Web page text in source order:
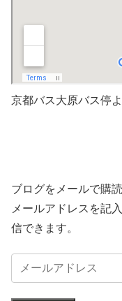
京都バス大原バス停
ブログをメールで購読
メールアドレスを記
信できます。